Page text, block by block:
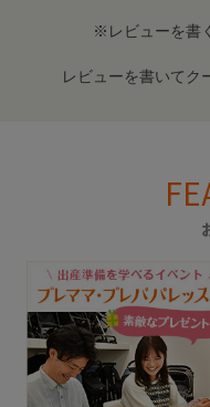
※レビューを書
レビューを書いてク